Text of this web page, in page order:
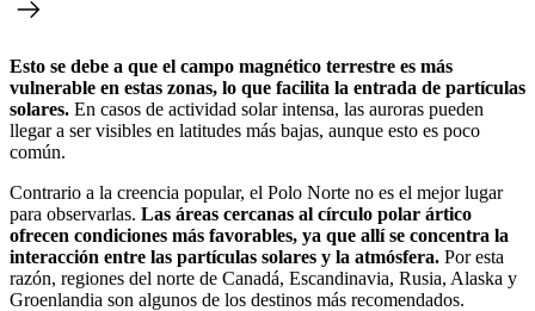
Esto se debe a que el campo magnético terrestre es más
vulnerable en estas zonas, lo que facilita la entrada de partículas
solares. En casos de actividad solar intensa, las auroras pueden
llegar a ser visibles en latitudes más bajas, aunque esto es poco
común.
Contrario a la creencia popular, el Polo Norte no es el mejor lugar
para observarlas. Las áreas cercanas al círculo polar ártico
ofrecen condiciones más favorables, ya que allí se concentra la
interacción entre las partículas solares y la atmósfera. Por esta
razón, regiones del norte de Canadá, Escandinavia, Rusia, Alaska y
Groenlandia son algunos de los destinos más recomendados.